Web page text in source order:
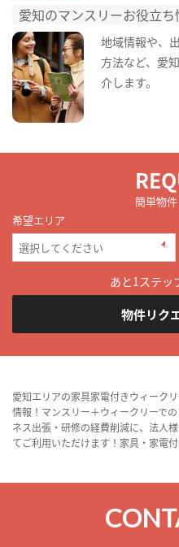
愛知のマンスリーお役立ち
地域情報や、
方法など、愛
介します。
簡単物
希望エリア
あと1ステッ
物件リク
愛知エリアの家具家電付きウィーク
情報！マンスリー＋ウィークリーで
ネス出張・研修の経費削減に、法人
てご利用いただけます！家具・家電